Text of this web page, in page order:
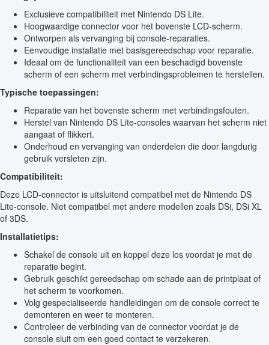
Exclusieve compatibiliteit met Nintendo DS Lite.
Hoogwaardige connector voor het bovenste LCD-scherm.
Ontworpen als vervanging bij console-reparaties.
Eenvoudige installatie met basisgereedschap voor reparatie.
Ideaal om de functionaliteit van een beschadigd bovenste
scherm of een scherm met verbindingsproblemen te herstellen.
Typische toepassingen:
Reparatie van het bovenste scherm met verbindingsfouten.
Herstel van Nintendo DS Lite-consoles waarvan het scherm niet
aangaat of flikkert.
Onderhoud en vervanging van onderdelen die door langdurig
gebruik versleten zijn.
Compatibiliteit:
Deze LCD-connector is uitsluitend compatibel met de Nintendo DS
Lite-console. Niet compatibel met andere modellen zoals DSi, DSi XL
of 3DS.
Installatietips:
Schakel de console uit en koppel deze los voordat je met de
reparatie begint.
Gebruik geschikt gereedschap om schade aan de printplaat of
het scherm te voorkomen.
Volg gespecialiseerde handleidingen om de console correct te
demonteren en weer te monteren.
Controleer de verbinding van de connector voordat je de
console sluit om een goed contact te verzekeren.